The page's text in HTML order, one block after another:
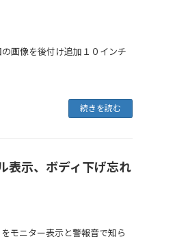
画像を後付け追加１０インチ
続きを読む
表示、ボディ下げ忘れ
モニター表示と警報音で知ら